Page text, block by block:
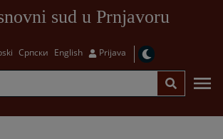
sud u Prnjavoru
Српски English Prijava